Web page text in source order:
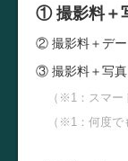
① 撮影料＋
② 撮影料＋デー
③ 撮影料＋写真
（※1：スマー
（※1：何度で